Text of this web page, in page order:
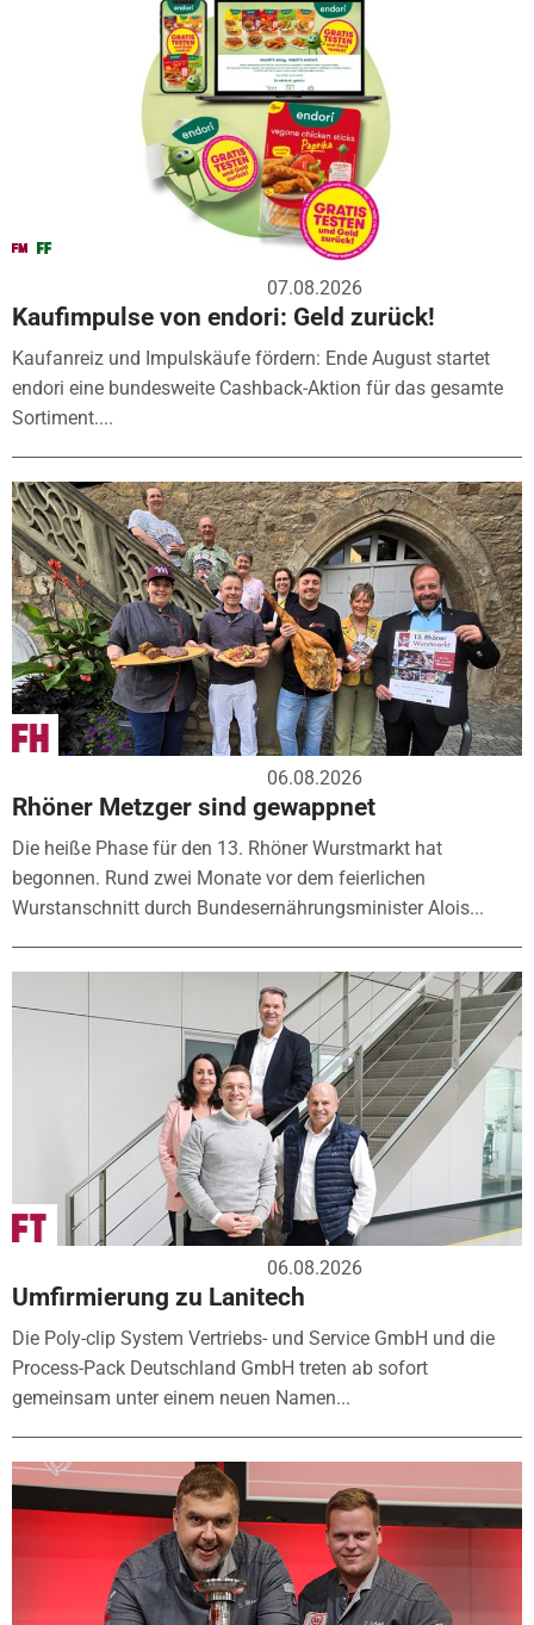
07.08.2026
Kaufimpulse von endori: Geld zurück!
Kaufanreiz und Impulskäufe fördern: Ende August startet
endori eine bundesweite Cashback-Aktion für das gesamte
Sortiment....
06.08.2026
Rhöner Metzger sind gewappnet
Die heiße Phase für den 13. Rhöner Wurstmarkt hat
begonnen. Rund zwei Monate vor dem feierlichen
Wurstanschnitt durch Bundesernährungsminister Alois...
06.08.2026
Umfirmierung zu Lanitech
Die Poly-clip System Vertriebs- und Service GmbH und die
Process-Pack Deutschland GmbH treten ab sofort
gemeinsam unter einem neuen Namen...